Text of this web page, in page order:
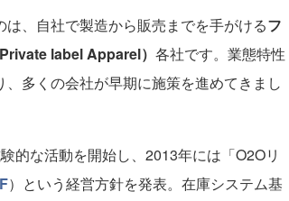
、自社で製造から販売までを手がけるフ
label Apparel） 各社です。業態特性
多くの会社が早期に施策を進めてきまし
的な活動を開始し、2013年には「O2Oリ
）という経営方針を発表。在庫システム基